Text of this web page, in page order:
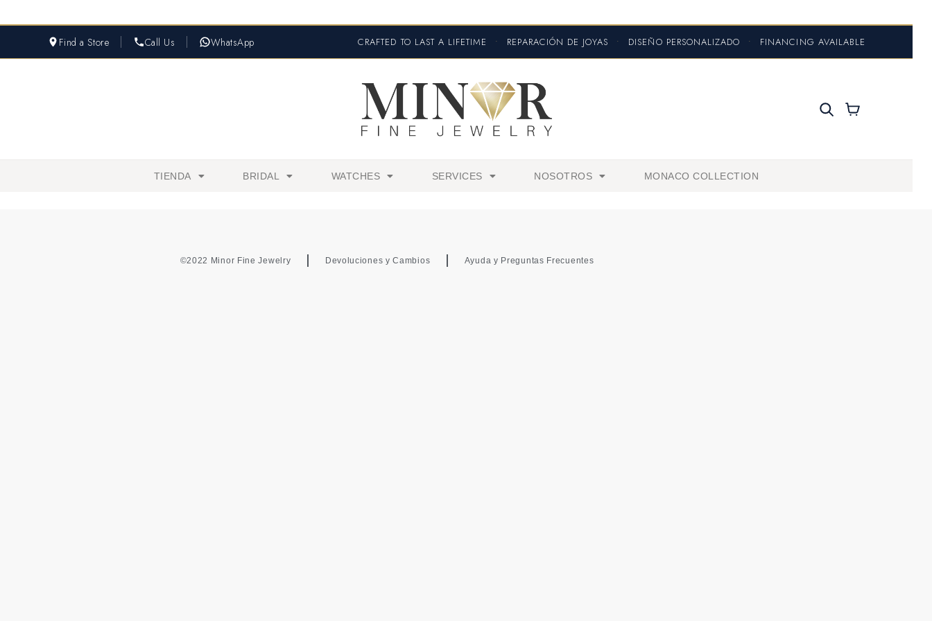
Find a Store Call Us WhatsApp CRAFTED TO LAST A LIFETIME • REPARACIÓN DE JOYAS • DISEÑO PERSONALIZADO • FINANCING AVAILABLE
TIENDA BRIDAL WATCHES SERVICES NOSOTROS MONACO COLLECTION
©2022 Minor Fine Jewelry Devoluciones y Cambios Ayuda y Preguntas Frecuentes